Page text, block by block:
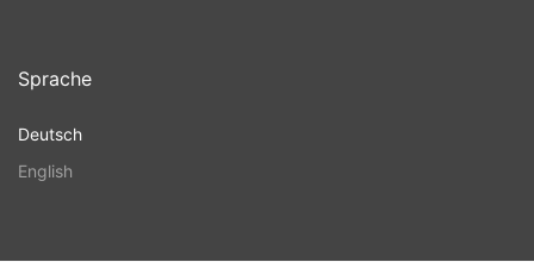
Sprache
Deutsch
English